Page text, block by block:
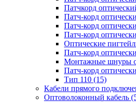
Патчкорд
Патч-корд
Патч-корд
Патч-корд
Оптические
Патч-корд
Монтажные шнуры
Патч-корд
Тип 110 (15)
Кабели прямого
Оптоволоконный кабель